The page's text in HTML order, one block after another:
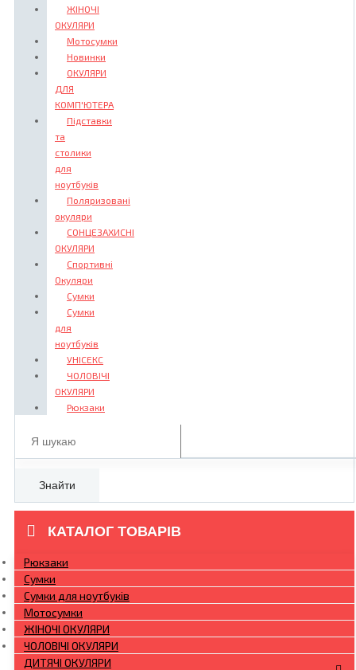
ЖІНОЧІ
ОКУЛЯРИ
Мотосумки
Новинки
ОКУЛЯРИ
ДЛЯ
КОМП'ЮТЕРА
Підставки
та
столики
для
ноутбуків
Поляризовані
окуляри
СОНЦЕЗАХИСНІ
ОКУЛЯРИ
Спортивні
Окуляри
Сумки
Сумки
для
ноутбуків
УНІСЕКС
ЧОЛОВІЧІ
ОКУЛЯРИ
Рюкзаки
Знайти
КАТАЛОГ ТОВАРІВ
Рюкзаки
Сумки
Сумки для ноутбуків
Мотосумки
ЖІНОЧІ ОКУЛЯРИ
ЧОЛОВІЧІ ОКУЛЯРИ
ДИТЯЧІ ОКУЛЯРИ